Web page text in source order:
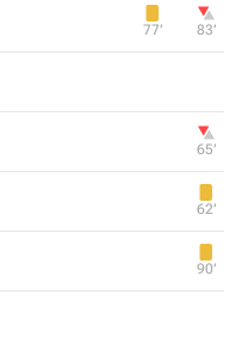
77‎’‎ 83‎’‎
65‎’‎
62‎’‎
90‎’‎